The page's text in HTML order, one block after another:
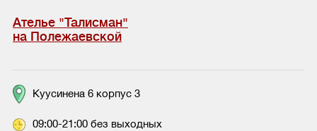
Ателье "Талисман"
на Полежаевской
Куусинена 6 корпус 3
09:00-21:00 без выходных